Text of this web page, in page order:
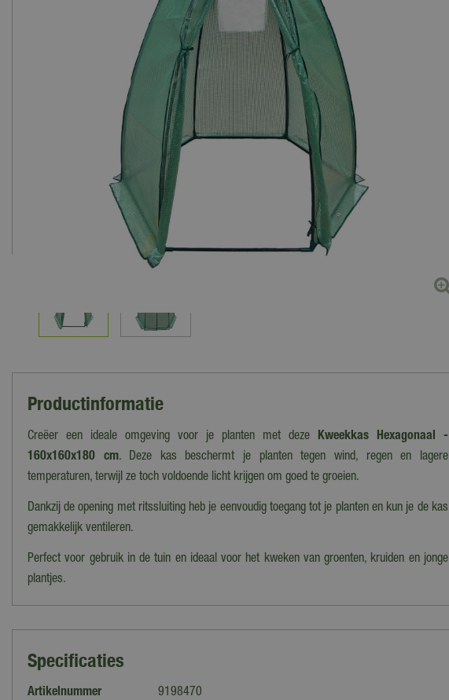
Productinformatie
Creëer een ideale omgeving voor je planten met deze Kweekkas Hexagonaal -
160x160x180 cm. Deze kas beschermt je planten tegen wind, regen en lagere
temperaturen, terwijl ze toch voldoende licht krijgen om goed te groeien.
Dankzij de opening met ritssluiting heb je eenvoudig toegang tot je planten en kun je de kas
gemakkelijk ventileren.
Perfect voor gebruik in de tuin en ideaal voor het kweken van groenten, kruiden en jonge
plantjes.
Specificaties
Artikelnummer
9198470